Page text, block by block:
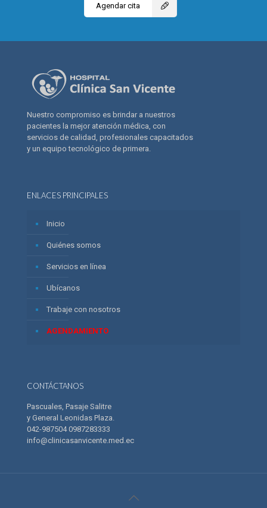
Agendar cita
Nuestro compromiso es brindar a nuestros
pacientes la mejor atención médica, con
servicios de calidad, profesionales capacitados
y un equipo tecnológico de primera.
ENLACES PRINCIPALES
Inicio
Quiénes somos
Servicios en línea
Ubícanos
Trabaje con nosotros
AGENDAMIENTO
CONTÁCTANOS
Pascuales, Pasaje Salitre
y General Leonidas Plaza.
042-987504 0987283333
info@clinicasanvicente.med.ec